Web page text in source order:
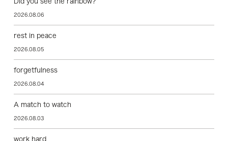
2026.08.06
rest in peace
2026.08.05
forgetfulness
2026.08.04
A match to watch
2026.08.03
work hard